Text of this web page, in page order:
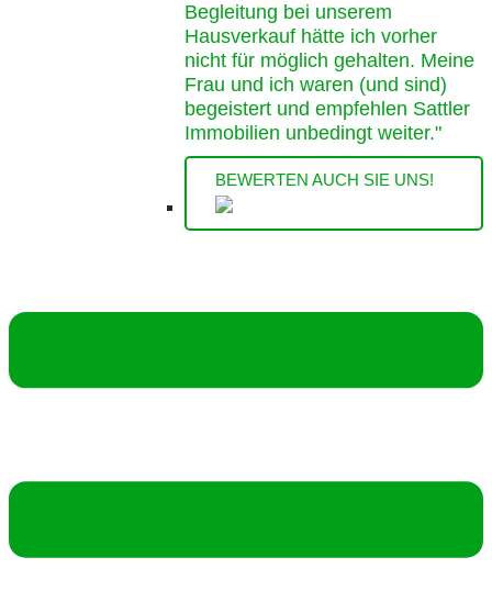
Begleitung bei unserem
Hausverkauf hätte ich vorher
nicht für möglich gehalten. Meine
Frau und ich waren (und sind)
begeistert und empfehlen Sattler
Immobilien unbedingt weiter."
BEWERTEN AUCH SIE UNS!